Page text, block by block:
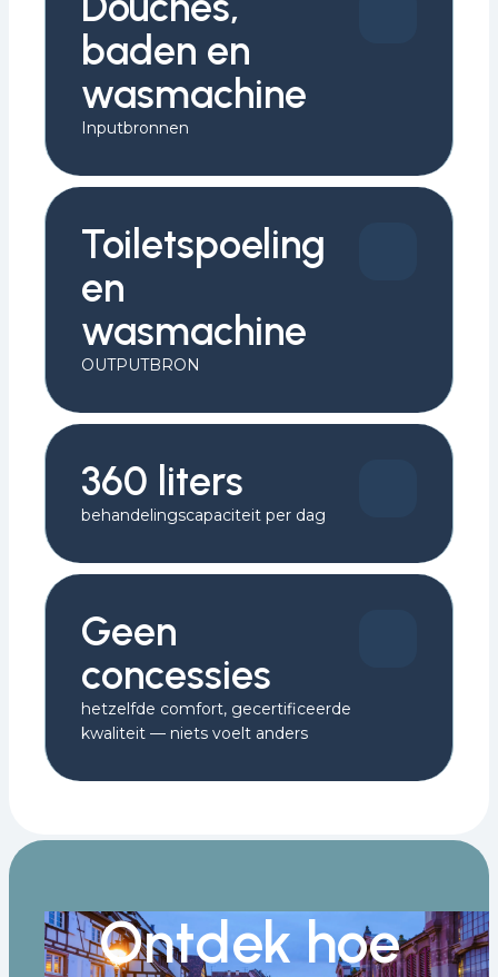
baden en
wasmachine
Inputbronnen
Toiletspoeling
en
wasmachine
OUTPUTBRON
360 liters
behandelingscapaciteit per dag
Geen
concessies
hetzelfde comfort, gecertificeerde
kwaliteit — niets voelt anders
Ontdek hoe